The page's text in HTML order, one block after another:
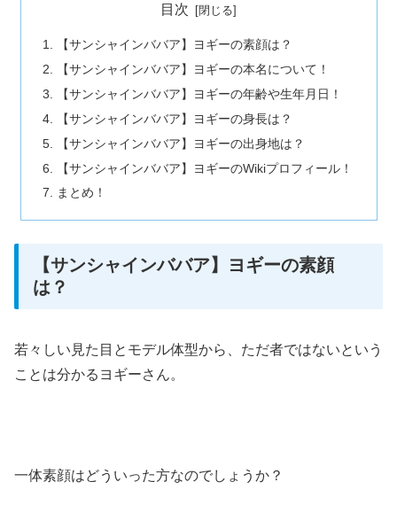
目次
【サンシャインババア】ヨギーの素顔は？
【サンシャインババア】ヨギーの本名について！
【サンシャインババア】ヨギーの年齢や生年月日！
【サンシャインババア】ヨギーの身長は？
【サンシャインババア】ヨギーの出身地は？
【サンシャインババア】ヨギーのWikiプロフィール！
まとめ！
【サンシャインババア】ヨギーの素顔
は？
若々しい見た目とモデル体型から、ただ者ではないという
ことは分かるヨギーさん。
一体素顔はどういった方なのでしょうか？